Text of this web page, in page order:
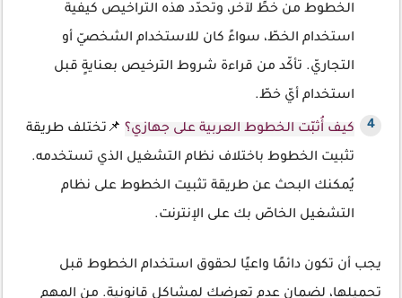
الخطوط من خطٍّ لآخر، وتُحدّد هذه التراخيص كيفية
استخدام الخطّ، سواءً كان للاستخدام الشخصيّ أو
التجاريّ. تأكّد من قراءة شروط الترخيص بعنايةٍ قبل
استخدام أيّ خطّ.
كيف أُثبّت الخطوط العربية على جهازي؟ 📌تختلف طريقة
تثبيت الخطوط باختلاف نظام التشغيل الذي تستخدمه.
يُمكنك البحث عن طريقة تثبيت الخطوط على نظام
التشغيل الخاصّ بك على الإنترنت.
يجب أن تكون دائمًا واعيًا لحقوق استخدام الخطوط قبل
تحميلها، لضمان عدم تعرضك لمشاكل قانونية. من المهم